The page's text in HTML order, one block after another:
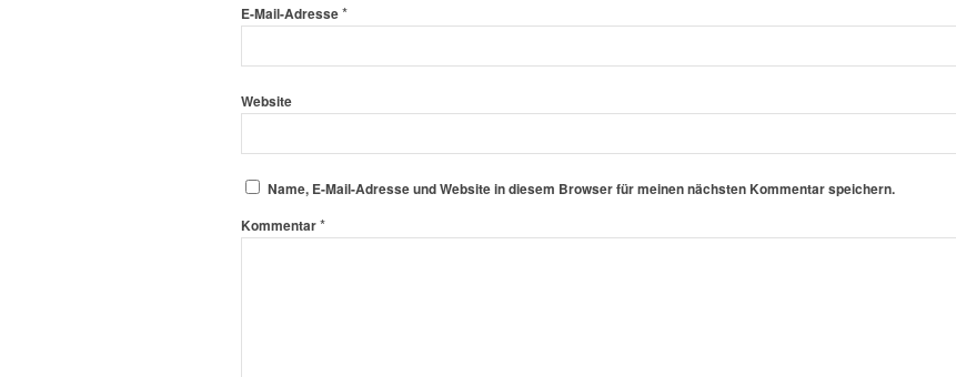
E-Mail-Adresse*
Website
Name, E-Mail-Adresse und Website in diesem Browser für meinen nächsten Kommentar speichern.
Kommentar*